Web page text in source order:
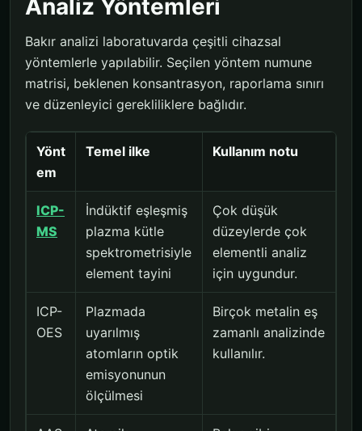
Analiz Yöntemleri
Bakır analizi laboratuvarda çeşitli cihazsal
yöntemlerle yapılabilir. Seçilen yöntem numune
matrisi, beklenen konsantrasyon, raporlama sınırı
ve düzenleyici gerekliliklere bağlıdır.
Yönt
em
Temel ilke Kullanım notu
ICP-
MS
İndüktif eşleşmiş
plazma kütle
spektrometrisiyle
element tayini
Çok düşük
düzeylerde çok
elementli analiz
için uygundur.
ICP-
OES
Plazmada
uyarılmış
atomların optik
emisyonunun
ölçülmesi
Birçok metalin eş
zamanlı analizinde
kullanılır.